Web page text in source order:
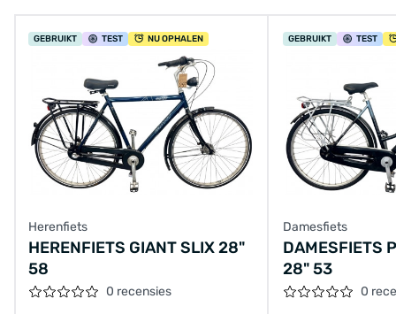
GEBRUIKT TEST NU OPHALEN
Herenfiets
HERENFIETS GIANT SLIX 28"
58
0 recensies
GEBRUIKT TEST
Damesfiets
DAMESFIETS
28" 53
0